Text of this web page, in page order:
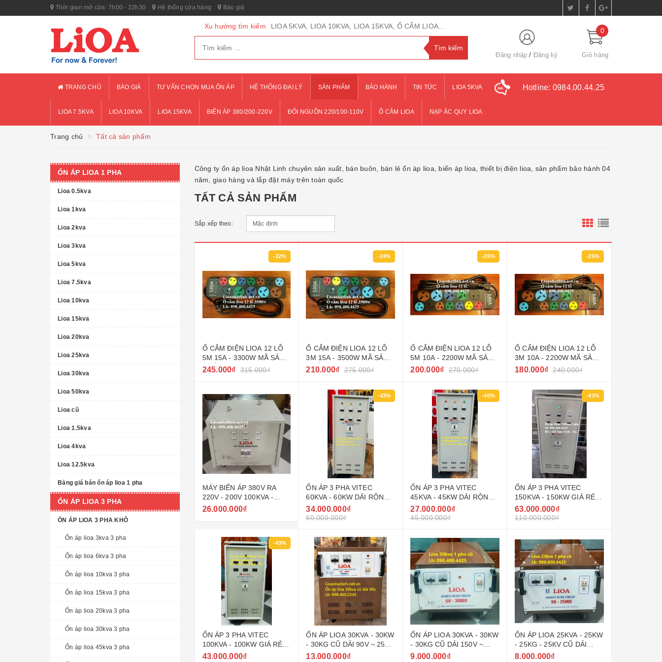
Thời gian mở cửa: 7h00 - 22h30 Hệ thống cửa hàng Báo giá
Xu hướng tìm kiếm LIOA 5KVA, LIOA 10KVA, LIOA 15KVA, Ổ CẮM LIOA...
Đăng nhập Đăng ký
0
Giỏ hàng
TRANG CHỦ BÁO GIÁ TƯ VẤN CHỌN MUA ỔN ÁP HỆ THỐNG ĐẠI LÝ SẢN PHẨM BẢO HÀNH TIN TỨC LIOA 5KVA
LIOA 7.5KVA LIOA 10KVA LIOA 15KVA BIẾN ÁP 380/200-220V ĐỔI NGUỒN 220/100-110V Ổ CẮM LIOA NẠP ẮC QUY LIOA
Hotline: 0984.00.44.25
Trang chủ Tất cả sản phẩm
Công ty ổn áp lioa Nhật Linh chuyên sản xuất, bán buôn, bán lẻ ổn áp lioa, biến áp lioa, thiết bị điện lioa, sản phẩm bảo hành 04
năm, giao hàng và lắp đặt máy trên toàn quốc
TẤT CẢ SẢN PHẨM
Sắp xếp theo:
-22%
Ổ CẮM ĐIỆN LIOA 12 LỖ
5M 15A - 3300W MÃ SẢN
PHẨM 5D7SN15A5.2
245.000₫ 315.000₫
-24%
Ổ CẮM ĐIỆN LIOA 12 LỖ
3M 15A - 3500W MÃ SẢN
PHẨM 5D7SN15A3.2
210.000₫ 275.000₫
-26%
Ổ CẮM ĐIỆN LIOA 12 LỖ
5M 10A - 2200W MÃ SẢN
PHẨM 5D7SN5.2
200.000₫ 270.000₫
-25%
Ổ CẮM ĐIỆN LIOA 12 LỖ
3M 10A - 2200W MÃ SẢN
PHẨM 5D7SN3.2
180.000₫ 240.000₫
MÁY BIẾN ÁP 380V RA
220V - 200V 100KVA -
100KW LIOA
26.000.000₫
-43%
ỔN ÁP 3 PHA VITEC
60KVA - 60KW DẢI RỘNG
160V - 430V ( 90V - 250V )
GIÁ RẺ
34.000.000₫
60.000.000₫
-40%
ỔN ÁP 3 PHA VITEC
45KVA - 45KW DẢI RỘNG
160V - 430V ( 90V - 250V )
GIÁ RẺ
27.000.000₫
45.000.000₫
-43%
ỔN ÁP 3 PHA VITEC
150KVA - 150KW GIÁ RẺ
NHẤT THỊ TRƯỜNG
63.000.000₫
110.000.000₫
-43%
ỔN ÁP 3 PHA VITEC
100KVA - 100KW GIÁ RẺ
NHẤT THỊ TRƯỜNG
43.000.000₫
ỔN ÁP LIOA 30KVA - 30KW
- 30KG CŨ DẢI 90V ~ 250V
MODEL DRI - 30000
13.000.000₫
ỔN ÁP LIOA 30KVA - 30KW
- 30KG CŨ DẢI 150V ~
250V MODEL SH - 30000
9.000.000₫
ỔN ÁP LIOA 25KVA - 25KW
- 25KG - 25KV CŨ DẢI
150V ~ 250V MODEL SH -
8.000.000₫
ỔN ÁP LIOA 1 PHA
Lioa 0.5kva
Lioa 1kva
Lioa 2kva
Lioa 3kva
Lioa 5kva
Lioa 7.5kva
Lioa 10kva
Lioa 15kva
Lioa 20kva
Lioa 25kva
Lioa 30kva
Lioa 50kva
Lioa cũ
Lioa 1.5kva
Lioa 4kva
Lioa 12.5kva
Bảng giá bán ổn áp lioa 1 pha
ỔN ÁP LIOA 3 PHA
ỔN ÁP LIOA 3 PHA KHÔ
Ổn áp lioa 3kva 3 pha
Ổn áp lioa 6kva 3 pha
Ổn áp lioa 10kva 3 pha
Ổn áp lioa 15kva 3 pha
Ổn áp lioa 20kva 3 pha
Ổn áp lioa 30kva 3 pha
Ổn áp lioa 45kva 3 pha